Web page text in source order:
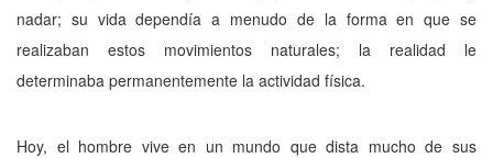
nadar; su vida dependía a menudo de la forma en que se
realizaban estos movimientos naturales; la realidad le
determinaba permanentemente la actividad física.
Hoy, el hombre vive en un mundo que dista mucho de sus